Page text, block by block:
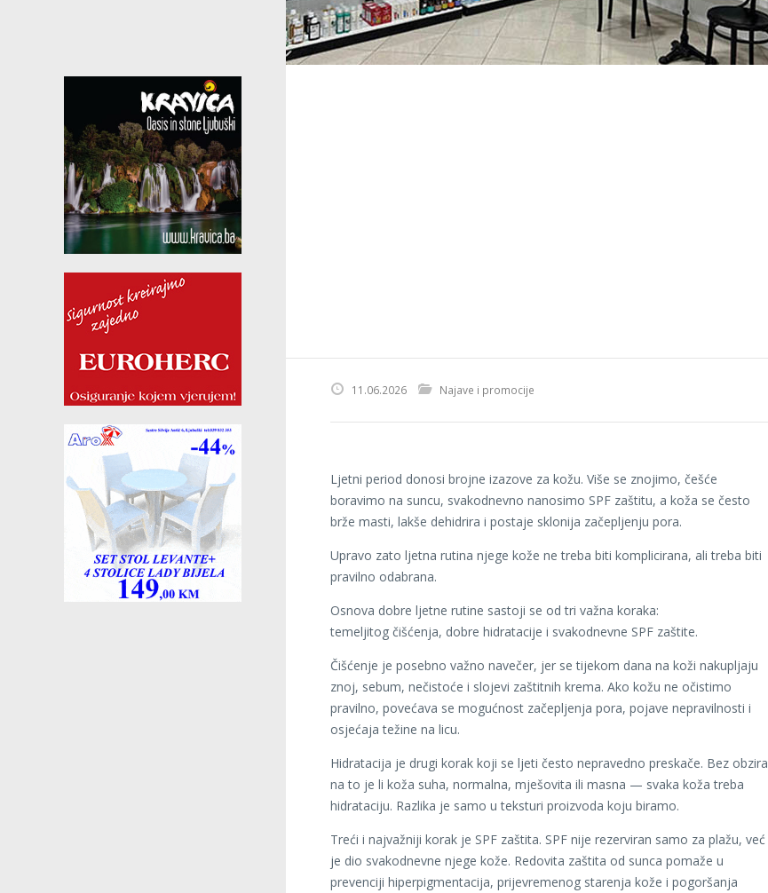
11.06.2026 Najave i promocije
Ljetni period donosi brojne izazove za kožu. Više se znojimo, češće
boravimo na suncu, svakodnevno nanosimo SPF zaštitu, a koža se često
brže masti, lakše dehidrira i postaje sklonija začepljenju pora.
Upravo zato ljetna rutina njege kože ne treba biti komplicirana, ali treba biti
pravilno odabrana.
Osnova dobre ljetne rutine sastoji se od tri važna koraka:
temeljitog čišćenja, dobre hidratacije i svakodnevne SPF zaštite.
Čišćenje je posebno važno navečer, jer se tijekom dana na koži nakupljaju
znoj, sebum, nečistoće i slojevi zaštitnih krema. Ako kožu ne očistimo
pravilno, povećava se mogućnost začepljenja pora, pojave nepravilnosti i
osjećaja težine na licu.
Hidratacija je drugi korak koji se ljeti često nepravedno preskače. Bez obzira
na to je li koža suha, normalna, mješovita ili masna — svaka koža treba
hidrataciju. Razlika je samo u teksturi proizvoda koju biramo.
Treći i najvažniji korak je SPF zaštita. SPF nije rezerviran samo za plažu, već
je dio svakodnevne njege kože. Redovita zaštita od sunca pomaže u
prevenciji hiperpigmentacija, prijevremenog starenja kože i pogoršanja